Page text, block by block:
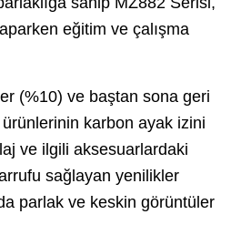
eğitim ve çalışma
(%10) ve baştan sona geri
karbon ayak izini
ve ilgili aksesuarlardaki
sağlayan yenilikler
parlak ve keskin görüntüler